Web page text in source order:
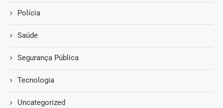
Polícia
Saúde
Segurança Pública
Tecnologia
Uncategorized